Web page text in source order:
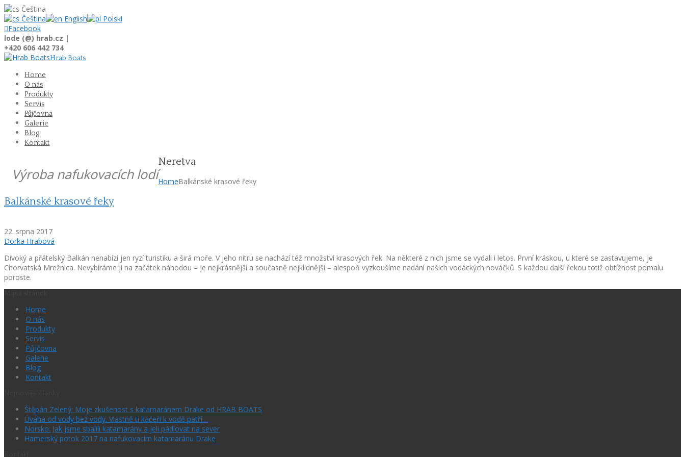
Čeština
Čeština
English
Polski
Facebook
lode (@) hrab.cz |
+420 606 442 734
Hrab Boats
Home
O nás
Produkty
Servis
Půjčovna
Galerie
Blog
Kontakt
Výroba nafukovacích lodí
Neretva
HomeBalkánské krasové řeky
Balkánské krasové řeky
22. srpna 2017
Dorka Hrabová
Divoký a přátelský Balkán nenabízí jen ryzí turistiku a širá moře. V jeho nitru se nachází též množství krasových řek. Na některé z nich jsme se vydali i letos. První kráskou, u které se zastavujeme, je
Chorvatská Mrežnica. Nevybíráme ji na začátek náhodou – je nejkrásnější a současně nejklidnější – alespoň vyzkoušíme nadání našich vodáckých nováčků. S každou další řekou totiž obtížnost pomalu
poroste.
Home
O nás
Produkty
Servis
Půjčovna
Galerie
Blog
Kontakt
Štěpán Zelený: Moje zkušenost s katamaránem Drake od HRAB BOATS
Úvaha od vody bez vody. Vlastně ti kačeři k vodě patří…
Norsko: Jak jsme sbalili katamarány a jeli pádlovat na sever
Hamerský potok 2017 na nafukovacím katamaránu Drake